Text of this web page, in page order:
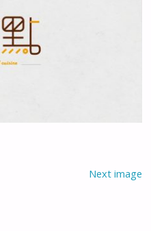
Next image